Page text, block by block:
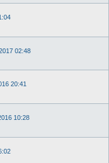
02:48
20:41
10:28